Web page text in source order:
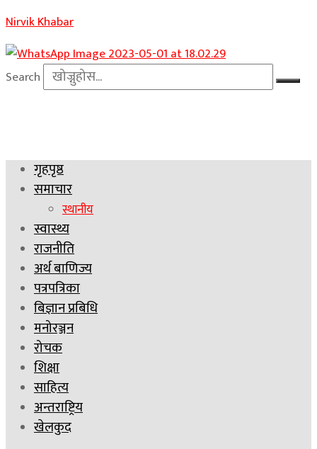
Nirvik Khabar
Search
गृहपृष्ठ
समाचार
स्थानीय
स्वास्थ्य
राजनीति
अर्थ बाणिज्य
पत्रपत्रिका
बिज्ञान प्रबिधि
मनोरञ्जन
रोचक
शिक्षा
साहित्य
अन्तराष्ट्रिय
खेलकुद